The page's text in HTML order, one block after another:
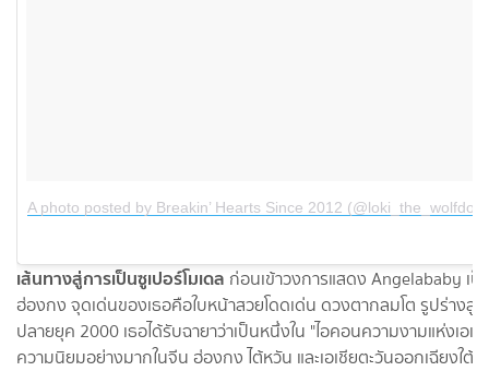
A photo posted by Breakin’ Hearts Since 2012 (@loki_the_wolfdog)
เส้นทางสู่การเป็นซูเปอร์โมเดล ก่อนเข้าวงการแสดง Angelababy เ
ฮ่องกง จุดเด่นของเธอคือใบหน้าสวยโดดเด่น ดวงตากลมโต รูปร่างสู
ปลายยุค 2000 เธอได้รับฉายาว่าเป็นหนึ่งใน "ไอคอนความงามแห่งเอ
ความนิยมอย่างมากในจีน ฮ่องกง ไต้หวัน และเอเชียตะวันออกเฉียงใต้